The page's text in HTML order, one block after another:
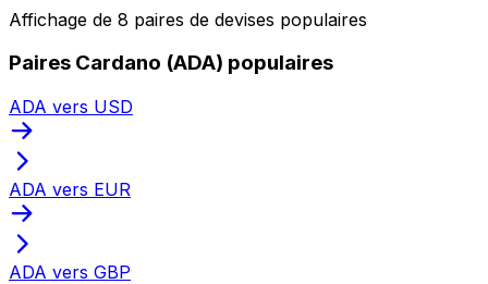
Affichage de 8 paires de devises populaires
Paires Cardano (ADA) populaires
ADA vers USD
ADA vers EUR
ADA vers GBP